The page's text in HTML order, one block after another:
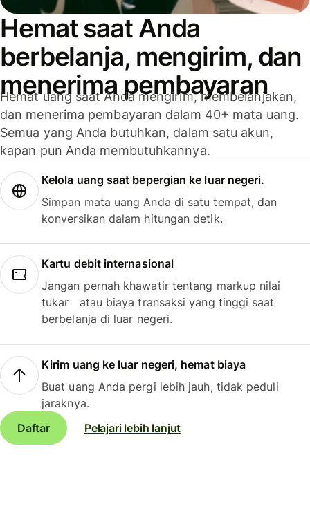
Hemat saat Anda
berbelanja, mengirim, dan
menerima pembayaran
Hemat uang saat Anda mengirim, membelanjakan,
dan menerima pembayaran dalam 40+ mata uang.
Semua yang Anda butuhkan, dalam satu akun,
kapan pun Anda membutuhkannya.
Kelola uang saat bepergian ke luar negeri.
Simpan mata uang Anda di satu tempat, dan
konversikan dalam hitungan detik.
Kartu debit internasional
Jangan pernah khawatir tentang markup nilai
tukar atau biaya transaksi yang tinggi saat
berbelanja di luar negeri.
Kirim uang ke luar negeri, hemat biaya
Buat uang Anda pergi lebih jauh, tidak peduli
jaraknya.
Daftar
Pelajari lebih lanjut